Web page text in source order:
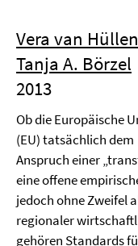
Vera van Hüllen
Tanja A. Börzel
2013
Ob die Europäische
(EU) tatsächlich dem
Anspruch einer
eine offene
jedoch ohne Zweifel
regionaler
gehören Standards